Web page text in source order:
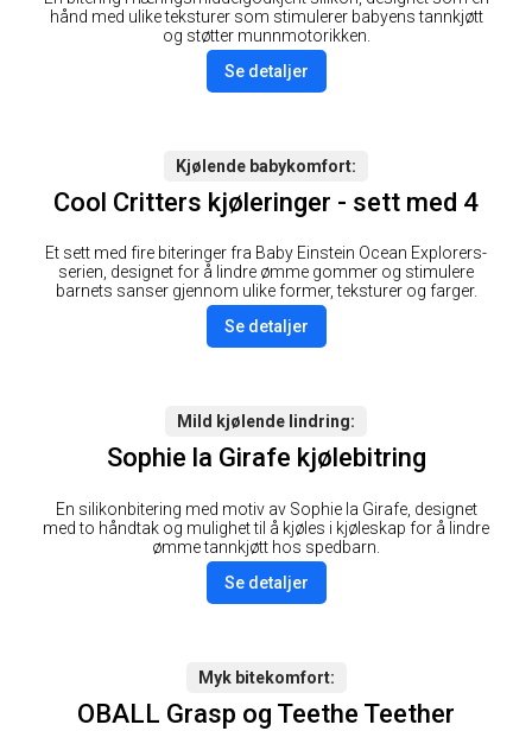
hånd med ulike teksturer som stimulerer babyens tannkjøtt
og støtter munnmotorikken.
Se detaljer
Kjølende babykomfort
Cool Critters kjøleringer - sett med 4
Et sett med fire biteringer fra Baby Einstein Ocean Explorers-
serien, designet for å lindre ømme gommer og stimulere
barnets sanser gjennom ulike former, teksturer og farger.
Se detaljer
Mild kjølende lindring
Sophie la Girafe kjølebitring
En silikonbitering med motiv av Sophie la Girafe, designet
med to håndtak og mulighet til å kjøles i kjøleskap for å lindre
ømme tannkjøtt hos spedbarn.
Se detaljer
Myk bitekomfort
OBALL Grasp og Teethe Teether